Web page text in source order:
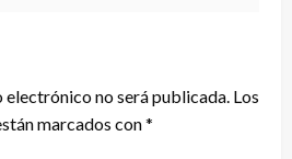
no será publicada. Los
marcados con*